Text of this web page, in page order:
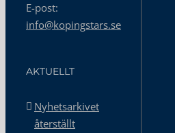
E-post:
info@kopingstars.se
AKTUELLT
Nyhetsarkivet
återställt